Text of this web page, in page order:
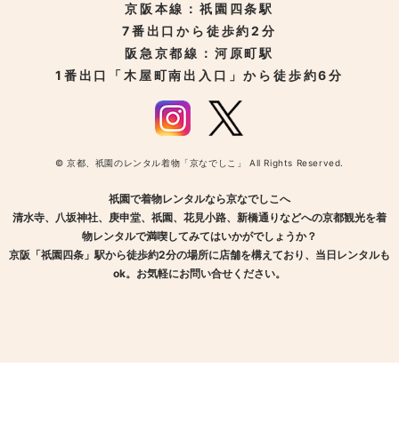
京阪本線：祇園四条駅
7番出口から徒歩約2分
阪急京都線：河原町駅
1番出口「木屋町南出入口」から徒歩約6分
© 京都、祇園のレンタル着物「京なでしこ」 All Rights Reserved.
祇園で着物レンタルなら京なでしこへ
清水寺、八坂神社、庚申堂、祇園、花見小路、新橋通りなどへの京都観光を着
物レンタルで満喫してみてはいかがでしょうか？
京阪「祇園四条」駅から徒歩約2分の場所に店舗を構えており、当日レンタルも
ok。お気軽にお問い合せください。